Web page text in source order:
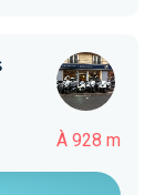
À 928 m